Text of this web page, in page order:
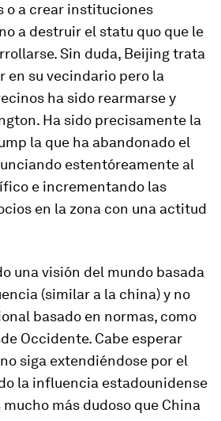
o a crear instituciones
a destruir el statu quo que le
Sin duda, Beijing trata
en su vecindario pero la
ha sido rearmarse y
Ha sido precisamente la
la que ha abandonado el
estentóreamente al
e incrementando las
en la zona con una actitud
una visión del mundo basada
(similar a la china) y no
basado en normas, como
Occidente. Cabe esperar
siga extendiéndose por el
la influencia estadounidense
mucho más dudoso que China